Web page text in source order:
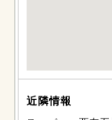
近隣情報